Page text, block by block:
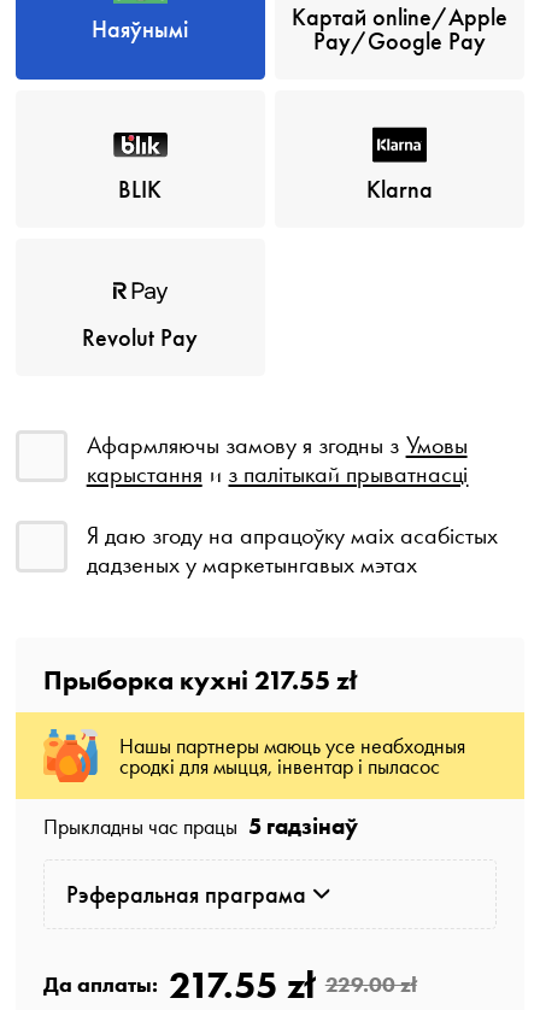
Наяўнымі
Картай online/Apple
Pay/Google Pay
BLIK Klarna
Revolut Pay
Афармляючы замову я згодны з Умовы
карыстання и з палітыкай прыватнасці
Я даю згоду на апрацоўку маіх асабістых
дадзеных у маркетынгавых мэтах
Прыборка кухні 217.55 zł
Нашы партнеры маюць усе неабходныя
сродкі для мыцця, інвентар і пыласос
Прыкладны час працы 5 гадзінаў
Рэферальная праграма
Да аплаты: 217.55 zł 229.00 zł